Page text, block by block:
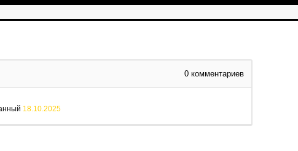
0 комментариев
18.10.2025